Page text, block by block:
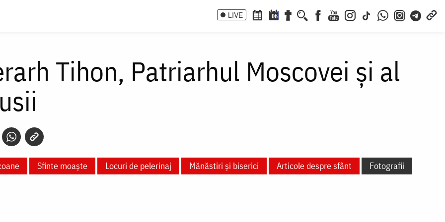
LIVE 06
Tihon, Patriarhul Moscovei și al
Sfinte moaște Locuri de pelerinaj Mănăstiri și biserici Articole despre sfânt
Fotografii